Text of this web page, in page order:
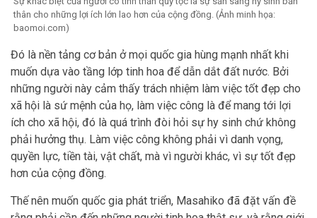
thân cho những lợi ích lớn lao hơn của cộng đồng. (Ảnh minh họa:
baomoi.com)
Đó là nền tảng cơ bản ở mọi quốc gia hùng mạnh nhất khi
muốn dựa vào tầng lớp tinh hoa để dẫn dắt đất nước. Bởi
những người này cảm thấy trách nhiệm làm việc tốt đẹp cho
xã hội là sứ mệnh của họ, làm việc công là để mang tới lợi
ích cho xã hội, đó là quá trình đòi hỏi sự hy sinh chứ không
phải hưởng thụ. Làm việc công không phải vì danh vọng,
quyền lực, tiền tài, vật chất, mà vì người khác, vì sự tốt đẹp
hơn của cộng đồng.
Thế nên muốn quốc gia phát triển, Masahiko đã đặt vấn đề